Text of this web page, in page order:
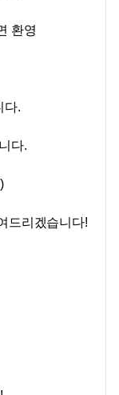
환영
다.
다.
드리겠습니다!